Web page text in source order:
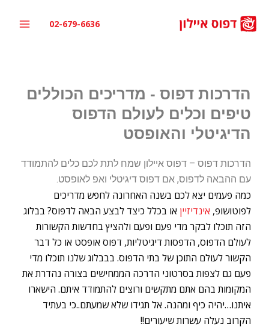
לתוכן
02-679-6636
הדרכות דפוס - מדריכים הכוללים
טיפים וכלים לעולם הדפוס
הדיגיטלי והאופסט
הדרכות דפוס – דפוס איילון שמח לתת לכם כלים להתמודד
עם ההבאה לדפוס, אם דפוס דיגיטלי ואפ לאופסט.
כמה פעמים יצא לכם בשנה האחרונה לחפש מדריכים
לפוטושופ, אינדיזיין או בכלל כיצד לבצע הבאה לדפוס? בבלוג
הזה תוכלו לבקר מדי פעם ופעם ולהציץ בחדשות הקשורות
לעולם הדפוס, הדפסות דיגיטליות, דפוס אופסט או כל דבר
הקשור לעולם התוכן של בתי הדפוס. בבבלוג שלנו תוכלו מדי
פעם גם לצפות בסרטוני הדרכה הממחישים בצורה נהדרת את
המקומות בהם אתם מתקשים ורוצים להתמודד איתם. הישארו
איתנו…יהיה כיף ומהנה. אל תגידו שלא שמעתם..כי בעתיד
הקרוב נעלה עשרות שיעורים!!